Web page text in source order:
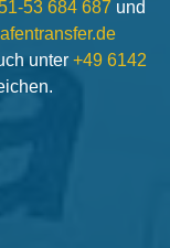
53 684 687 und
unter +49 6142